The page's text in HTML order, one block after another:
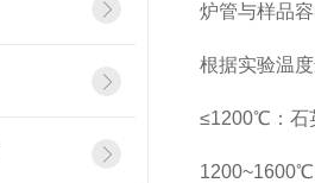
炉管与样品
根据实验温
≤1200℃：石
1200~1600℃